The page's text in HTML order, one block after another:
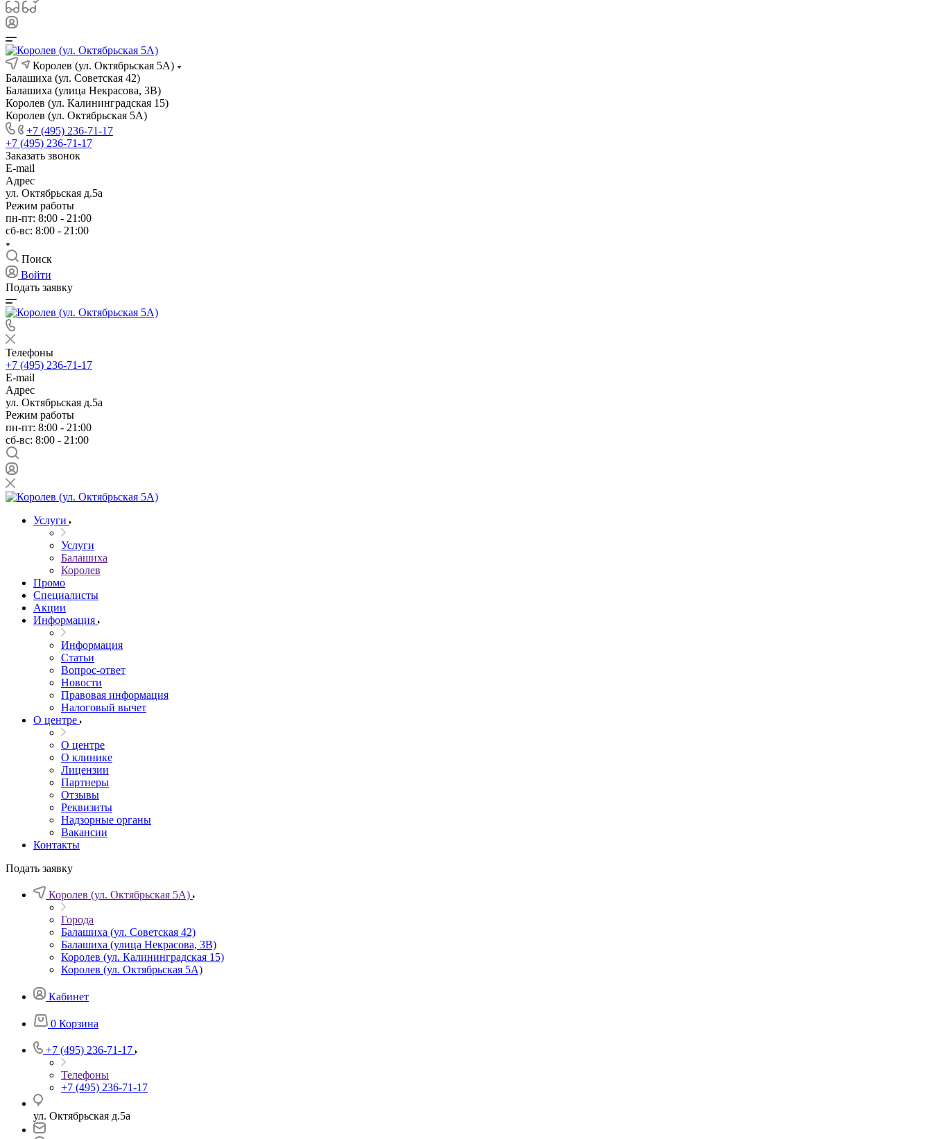
Королев (ул. Октябрьская 5А)
Балашиха (ул. Советская 42)
Балашиха (улица Некрасова, 3В)
Королев (ул. Калининградская 15)
Королев (ул. Октябрьская 5А)
+7 (495) 236-71-17
+7 (495) 236-71-17
Заказать звонок
E-mail
Адрес
ул. Октябрьская д.5а
Режим работы
пн-пт: 8:00 - 21:00
сб-вс: 8:00 - 21:00
Поиск
Войти
Подать заявку
Телефоны
+7 (495) 236-71-17
E-mail
Адрес
ул. Октябрьская д.5а
Режим работы
пн-пт: 8:00 - 21:00
сб-вс: 8:00 - 21:00
Услуги
Услуги
Балашиха
Королев
Промо
Специалисты
Акции
Информация
Информация
Статьи
Вопрос-ответ
Новости
Правовая информация
Налоговый вычет
О центре
О центре
О клинике
Лицензии
Партнеры
Отзывы
Реквизиты
Надзорные органы
Вакансии
Контакты
Подать заявку
Королев (ул. Октябрьская 5А)
Города
Балашиха (ул. Советская 42)
Балашиха (улица Некрасова, 3В)
Королев (ул. Калининградская 15)
Королев (ул. Октябрьская 5А)
Кабинет
0 Корзина
+7 (495) 236-71-17
Телефоны
+7 (495) 236-71-17
ул. Октябрьская д.5а